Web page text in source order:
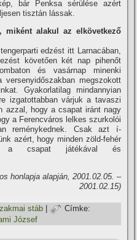
bár Penksa sérülése azért
tisztán lássak.
miként alakul az elkövetkező
edzést itt Larnacában,
követően két nap pihenőt
és vasárnap minenki
megszokott
Gyakorlatilag mindannyian
izgatottabban várjuk a tavaszi
azzal, hogy a csapat iránt nagy
a Ferencváros lelkes szurkolói
reménykednek. Csak azt í­
azért, hogy minden zöld-fehér
a csapat játékával és
honlapja alapján, 2001.02.05. –
2001.02.15)
stáb |
Címke:
József